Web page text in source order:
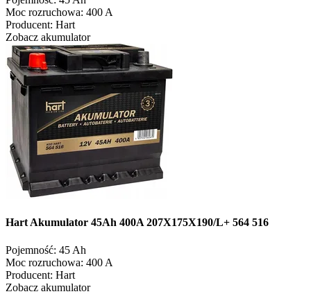
Moc rozruchowa: 400 A
Producent: Hart
Zobacz akumulator
Hart Akumulator 45Ah 400A 207X175X190/L+ 564 516
Pojemność: 45 Ah
Moc rozruchowa: 400 A
Producent: Hart
Zobacz akumulator